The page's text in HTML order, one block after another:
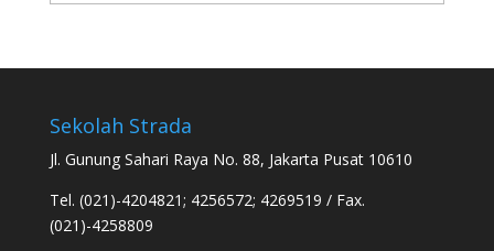
Sekolah Strada
Jl. Gunung Sahari Raya No. 88, Jakarta Pusat 10610
Tel. (021)-4204821; 4256572; 4269519 / Fax.
(021)-4258809